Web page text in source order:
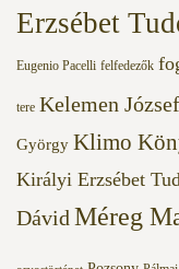
Erzsébet
Eugenio Pacelli felfedezők
tere Kelemen József
György Klimo
Királyi Erzsébet
Dávid Méreg